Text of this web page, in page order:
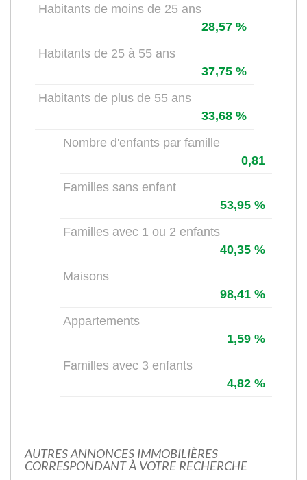
Habitants de moins de 25 ans
28,57 %
Habitants de 25 à 55 ans
37,75 %
Habitants de plus de 55 ans
33,68 %
Nombre d'enfants par famille
0,81
Familles sans enfant
53,95 %
Familles avec 1 ou 2 enfants
40,35 %
Maisons
98,41 %
Appartements
1,59 %
Familles avec 3 enfants
4,82 %
AUTRES ANNONCES IMMOBILIÈRES
CORRESPONDANT À VOTRE RECHERCHE